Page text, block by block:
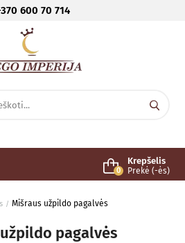
600 70 714
0
Krepšelis
Prekė (-ės)
Mišraus užpildo pagalvės
pagalvės